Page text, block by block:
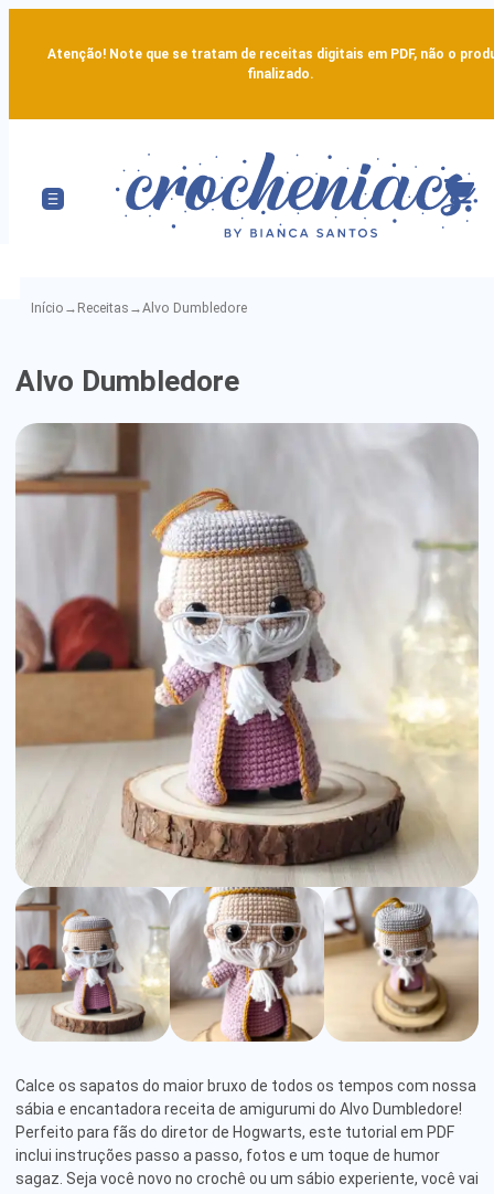
Atenção! Note que se tratam de receitas digitais em PDF, não o
finalizado.
Início → Receitas →Alvo Dumbledore
Amigurumi
Pattern
Alvo Dumbledore
Calce os sapatos do maior bruxo de todos os tempos com nossa
sábia e encantadora receita de amigurumi do Alvo Dumbledore!
Perfeito para fãs do diretor de Hogwarts, este tutorial em PDF
inclui instruções passo a passo, fotos e um toque de humor
sagaz. Seja você novo no crochê ou um sábio experiente, você vai